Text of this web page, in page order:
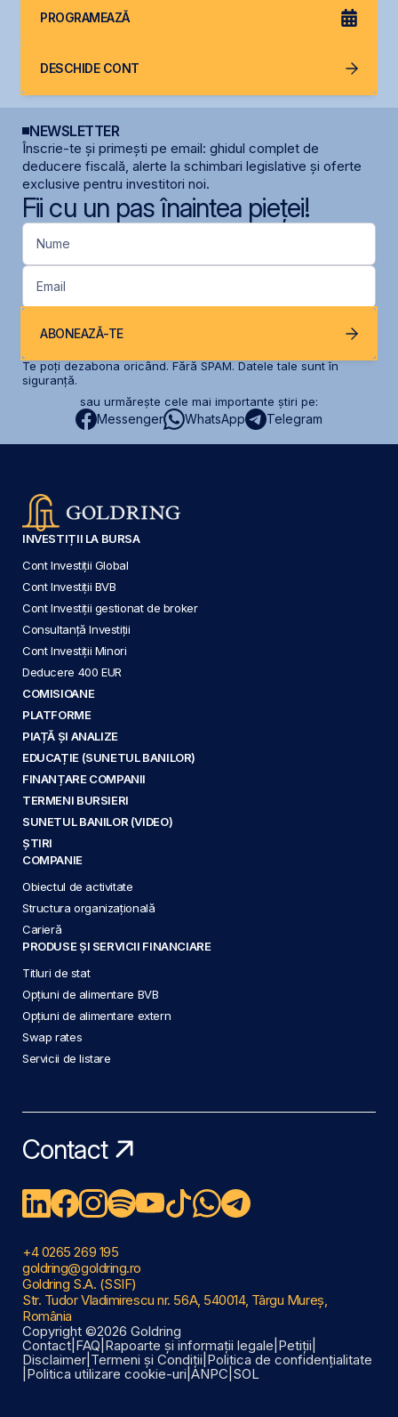
PROGRAMEAZĂ
DESCHIDE CONT
NEWSLETTER
Înscrie-te și primești pe email: ghidul complet de
deducere fiscală, alerte la schimbari legislative și oferte
exclusive pentru investitori noi.
Fii cu un pas înaintea pieței!
Nume
Email
ABONEAZĂ-TE
Te poți dezabona oricând. Fără SPAM. Datele tale sunt în
siguranță.
sau urmărește cele mai importante știri pe:
Messenger WhatsApp Telegram
INVESTIȚII LA BURSA
Cont Investiții Global
Cont Investiții BVB
Cont Investiții gestionat de broker
Consultanță Investiții
Cont Investiții Minori
Deducere 400 EUR
COMISIOANE
PLATFORME
PIAȚĂ ȘI ANALIZE
EDUCAȚIE (SUNETUL BANILOR)
FINANȚARE COMPANII
TERMENI BURSIERI
SUNETUL BANILOR (VIDEO)
ȘTIRI
COMPANIE
Obiectul de activitate
Structura organizațională
Carieră
PRODUSE ȘI SERVICII FINANCIARE
Titluri de stat
Opțiuni de alimentare BVB
Opțiuni de alimentare extern
Swap rates
Servicii de listare
Contact
+4 0265 269 195
goldring@goldring.ro
Goldring S.A. (SSIF)
Str. Tudor Vladimirescu nr. 56A, 540014, Târgu Mureș,
România
Copyright ©2026 Goldring
Contact FAQ Rapoarte și informații legale Petiții
Disclaimer Termeni și Condiții Politica de confidențialitate
Politica utilizare cookie-uri ANPC SOL